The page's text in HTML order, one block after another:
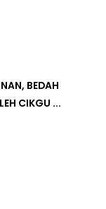
BEDAH
CIKGU ...